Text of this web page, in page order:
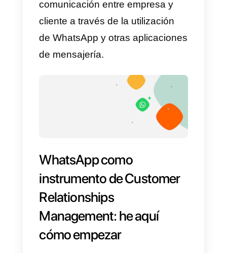
A continuación, vamos entonces
a descubrir cómo aprovechar
WhatsApp no solo como un mero
canal de comunicación sino
una verdadera herramienta de
CRM que pueda
traer
de vista comercial (aumentando
las ventas) o como instrumento
de soporte postventa y
fidelización (en fase de
al cliente).